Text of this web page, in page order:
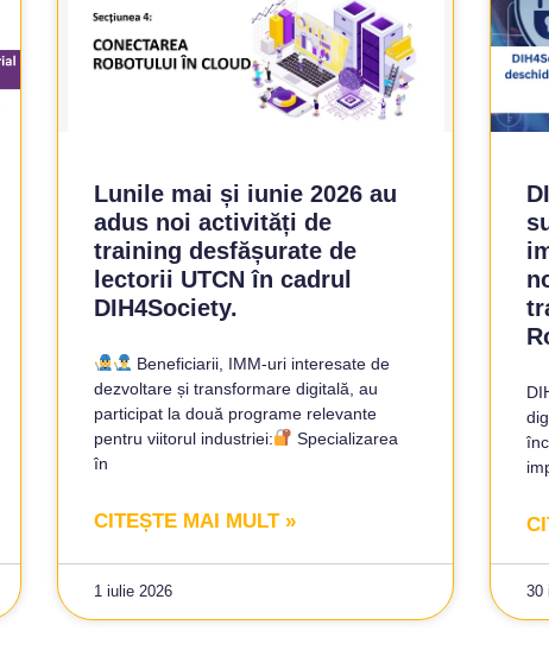
Lunile mai și iunie 2026 au
adus noi activități de
training desfășurate de
lectorii UTCN în cadrul
DIH4Society.
Beneficiarii, IMM-uri interesate de
dezvoltare și transformare digitală, au
participat la două programe relevante
pentru viitorul industriei:
Specializarea
în
CITEȘTE MAI MULT »
1 iulie 2026 30